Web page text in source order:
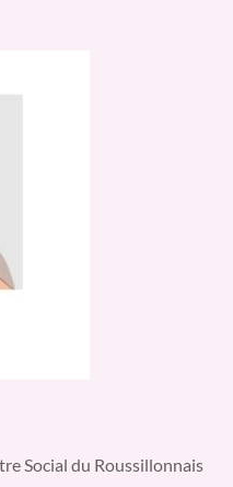
Social du Roussillonnais